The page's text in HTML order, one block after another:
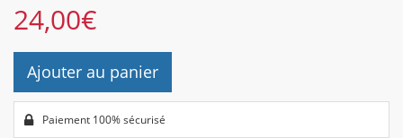
24,00€
Ajouter au panier
Paiement 100% sécurisé